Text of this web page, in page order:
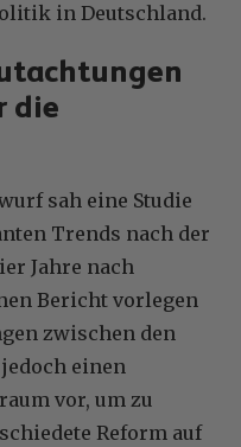
in Deutschland.
die
sah eine Studie
Trends nach der
Jahre nach
Bericht vorlegen
zwischen den
einen
vor, um zu
Reform auf